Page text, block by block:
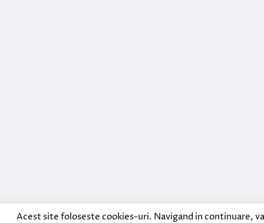
Acest site foloseste cookies-uri. Navigand in continuare,